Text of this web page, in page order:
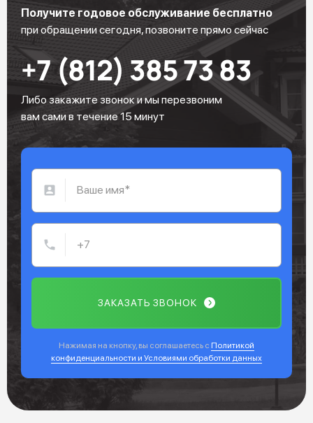
Получите годовое обслуживание бесплатно
при обращении сегодня, позвоните прямо сейчас
+7 (812) 385 73 83
Либо закажите звонок и мы перезвоним
вам сами в течение 15 минут
ЗАКАЗАТЬ ЗВОНОК
Нажимая на кнопку, вы соглашаетесь с Политикой
конфиденциальности и Условиями обработки данных